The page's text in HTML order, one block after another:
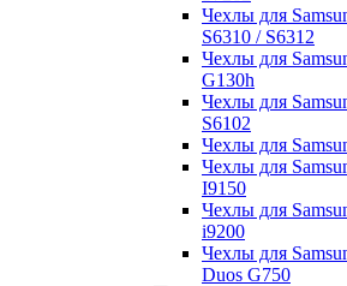
Чехлы для
S6310 / S6312
Чехлы для
G130h
Чехлы для
S6102
Чехлы для
Чехлы для
I9150
Чехлы для
i9200
Чехлы для
Duos G750